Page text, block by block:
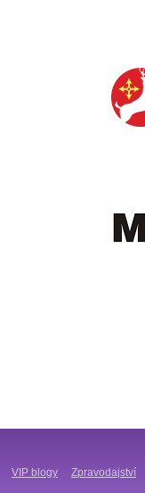
VIP blogy Zpravodajství